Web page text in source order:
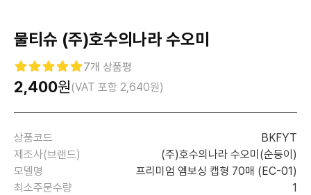
물티슈 (주)호수의나라 수오미
7개 상품평
2,400원(VAT 포함 2,640원)
상품코드
BKFYT
제조사(브랜드)
(주)호수의나라 수오미(순둥이)
모델명
프리미엄 엠보싱 캡형 70매 (EC-01)
최소주문수량
1